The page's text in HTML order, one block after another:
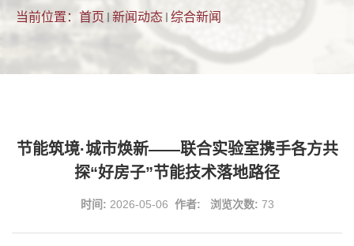
当前位置： 首页 新闻动态 综合新闻
节能筑境·城市焕新——联合实验室携手各方共
探“好房子”节能技术落地路径
时间: 2026-05-06 作者: 浏览次数: 73